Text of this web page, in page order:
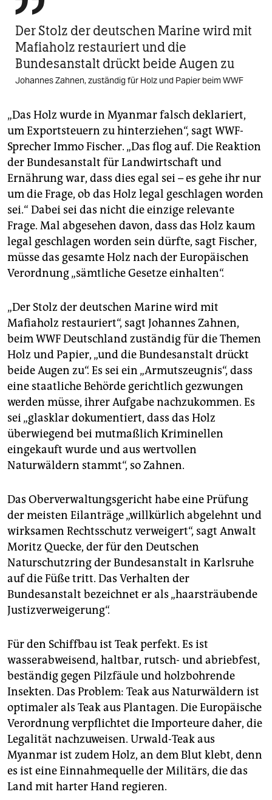
Der Stolz der deutschen Marine wird mit
Mafiaholz restauriert und die
Bundesanstalt drückt beide Augen zu
Johannes Zahnen, zuständig für Holz und Papier beim WWF
„Das Holz wurde in Myanmar falsch deklariert,
um Exportsteuern zu hinterziehen“, sagt WWF-
Sprecher Immo Fischer. „Das flog auf. Die Reaktion
der Bundesanstalt für Landwirtschaft und
Ernährung war, dass dies egal sei – es gehe ihr nur
um die Frage, ob das Holz legal geschlagen worden
sei.“ Dabei sei das nicht die einzige relevante
Frage. Mal abgesehen davon, dass das Holz kaum
legal geschlagen worden sein dürfte, sagt Fischer,
müsse das gesamte Holz nach der Europäischen
Verordnung „sämtliche Gesetze einhalten“.
„Der Stolz der deutschen Marine wird mit
Mafiaholz restauriert“, sagt Johannes Zahnen,
beim WWF Deutschland zuständig für die Themen
Holz und Papier, „und die Bundesanstalt drückt
beide Augen zu“. Es sei ein „Armutszeugnis“, dass
eine staatliche Behörde gerichtlich gezwungen
werden müsse, ihrer Aufgabe nachzukommen. Es
sei „glasklar dokumentiert, dass das Holz
überwiegend bei mutmaßlich Kriminellen
eingekauft wurde und aus wertvollen
Naturwäldern stammt“, so Zahnen.
Das Oberverwaltungsgericht habe eine Prüfung
der meisten Eilanträge „willkürlich abgelehnt und
wirksamen Rechtsschutz verweigert“, sagt Anwalt
Moritz Quecke, der für den Deutschen
Naturschutzring der Bundesanstalt in Karlsruhe
auf die Füße tritt. Das Verhalten der
Bundesanstalt bezeichnet er als „haarsträubende
Justizverweigerung“.
Für den Schiffbau ist Teak perfekt. Es ist
wasserabweisend, haltbar, rutsch- und abriebfest,
beständig gegen Pilzfäule und holzbohrende
Insekten. Das Problem: Teak aus Naturwäldern ist
optimaler als Teak aus Plantagen. Die Europäische
Verordnung verpflichtet die Importeure daher, die
Legalität nachzuweisen. Urwald-Teak aus
Myanmar ist zudem Holz, an dem Blut klebt, denn
es ist eine Einnahmequelle der Militärs, die das
Land mit harter Hand regieren.